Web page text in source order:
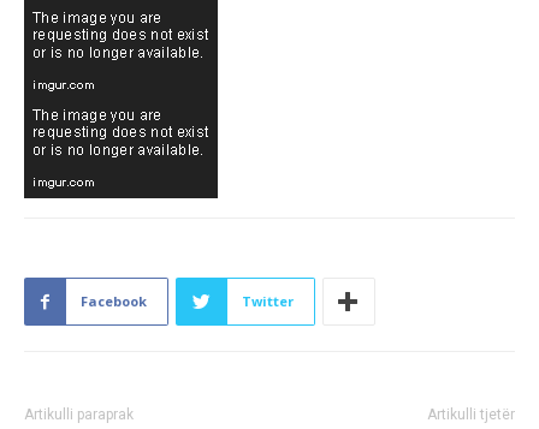
Facebook Twitter
Artikulli paraprak Artikulli tjetër